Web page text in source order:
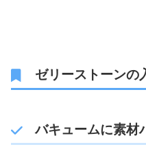
ゼリーストーンの
バキュームに素材